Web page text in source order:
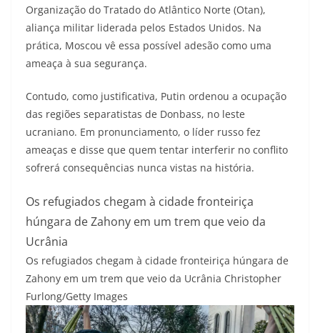
Organização do Tratado do Atlântico Norte (Otan),
aliança militar liderada pelos Estados Unidos. Na
prática, Moscou vê essa possível adesão como uma
ameaça à sua segurança.
Contudo, como justificativa, Putin ordenou a ocupação
das regiões separatistas de Donbass, no leste
ucraniano. Em pronunciamento, o líder russo fez
ameaças e disse que quem tentar interferir no conflito
sofrerá consequências nunca vistas na história.
Os refugiados chegam à cidade fronteiriça
húngara de Zahony em um trem que veio da
Ucrânia
Os refugiados chegam à cidade fronteiriça húngara de
Zahony em um trem que veio da Ucrânia Christopher
Furlong/Getty Images